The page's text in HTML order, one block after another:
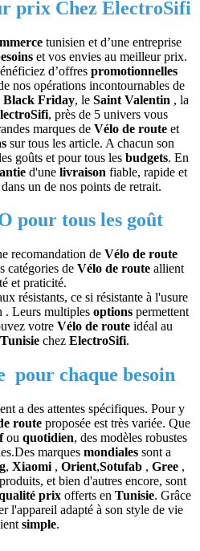
prix Chez ElectroSifi
tunisien et d’une entreprise
et vos envies au meilleur prix.
d’offres promotionnelles
nos opérations incontournables de
Black Friday, le Saint Valentin , la
, près de 5 univers vous
marques de Vélo de route et
sur tous les article. A chacun son
goûts et pour tous les budgets. En
d'une livraison fiable, rapide et
un de nos points de retrait.
pour tous les goût
recomandation de Vélo de route
catégories de Vélo de route allient
et praticité.
résistants, ce si résistante à l'usure
. Leurs multiples options permettent
votre Vélo de route idéal au
chez ElectroSifi.
pour chaque besoin
a des attentes spécifiques. Pour y
route proposée est très variée. Que
ou quotidien, des modèles robustes
marques mondiales sont a
, Xiaomi , Orient,Sotufab , Gree ,
et bien d'autres encore, sont
prixofferts en Tunisie. Grâce
l'appareil adapté à son style de vie
simple.